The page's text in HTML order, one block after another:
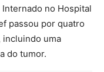
no Hospital
passou por quatro
incluindo uma
do tumor.